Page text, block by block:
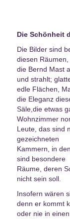
Die Schönheit
Die Bilder sind
diesen Räumen,
die Bernd Mast
und strahlt;
edle Flächen,
die Eleganz
Säle,die etwas
Wohnzimmer
Leute, das sind
gezeichneten
Kammern, in
sind besondere
Räume, deren
nicht sein soll.
Insofern wären
denn er kommt
oder nie in